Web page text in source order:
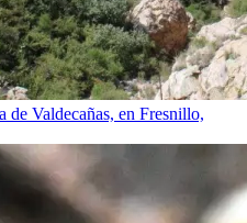
de Valdecañas, en Fresnillo,